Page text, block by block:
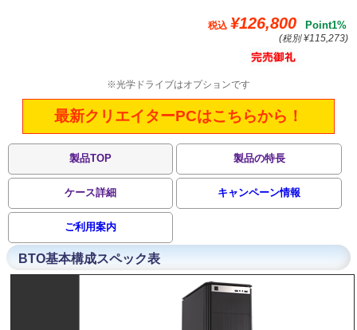
税込 ¥126,800 Point1%
(税別 ¥115,273)
※光学ドライブはオプションです
最新クリエイターPCはこちらから！
製品TOP 製品の特長
ケース詳細 キャンペーン情報
ご利用案内
BTO基本構成スペック表